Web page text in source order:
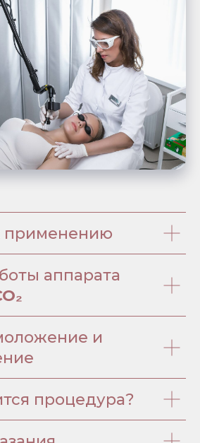
применению
аппарата
и
процедура?